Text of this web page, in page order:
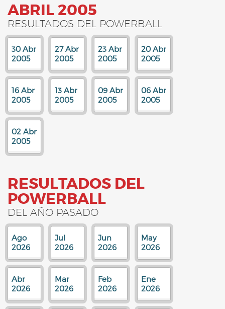
ABRIL 2005
RESULTADOS DEL POWERBALL
30 Abr
2005
27 Abr
2005
23 Abr
2005
20 Abr
2005
16 Abr
2005
13 Abr
2005
09 Abr
2005
06 Abr
2005
02 Abr
2005
RESULTADOS DEL
POWERBALL
DEL AÑO PASADO
Ago
2026
Jul
2026
Jun
2026
May
2026
Abr
2026
Mar
2026
Feb
2026
Ene
2026